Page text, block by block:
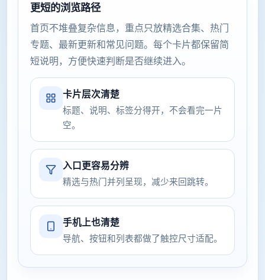
更短的浏览路径
首页不堆叠复杂信息，重点只放精选合集、热门
专题、最新更新和常见问题。每个卡片都保留简
短说明，方便快速判断是否继续进入。
卡片层次清楚
标题、说明、标签分得开，不会看完一片
空。
入口更容易分辨
精选与热门并列呈现，减少来回跳转。
手机上也清楚
导航、按钮和列表都做了触控尺寸适配。